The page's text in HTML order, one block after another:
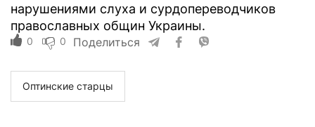
нарушениями слуха и сурдопереводчиков
православных общин Украины.
0 0 Поделиться
Оптинские старцы